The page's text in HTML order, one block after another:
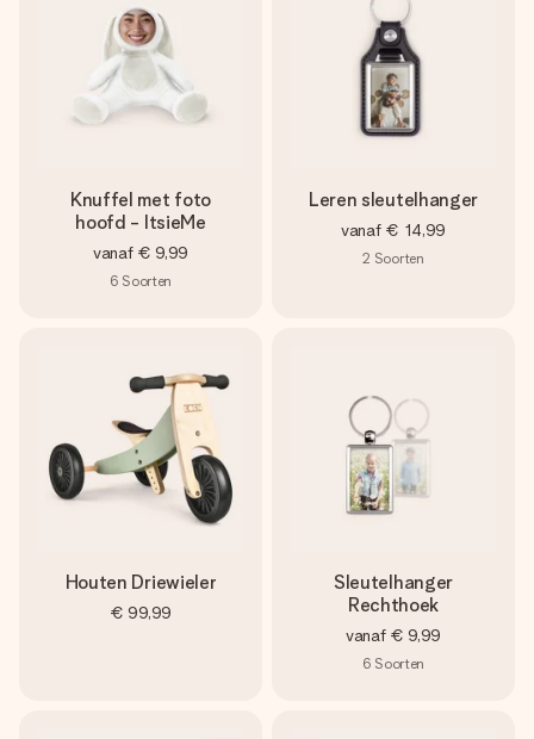
Knuffel met foto
hoofd - ItsieMe
vanaf € 9,99
6 Soorten
Leren sleutelhanger
vanaf € 14,99
2 Soorten
Houten Driewieler
€ 99,99
Sleutelhanger
Rechthoek
vanaf € 9,99
6 Soorten